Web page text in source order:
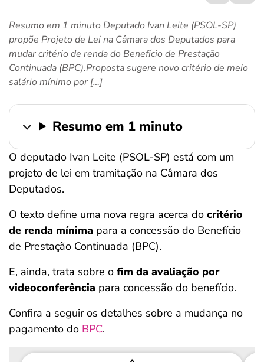
ferramentas
Resumo em 1 minuto Deputado Ivan Leite (PSOL-SP)
propõe Projeto de Lei na Câmara dos Deputados para
mudar critério de renda do Benefício de Prestação
Continuada (BPC).Proposta sugere novo critério de meio
salário mínimo por […]
Resumo em 1 minuto
O deputado Ivan Leite (PSOL-SP) está com um
projeto de lei em tramitação na Câmara dos
Deputados.
O texto define uma nova regra acerca do critério
de renda mínima para a concessão do Benefício
de Prestação Continuada (BPC).
E, ainda, trata sobre o fim da avaliação por
videoconferência para concessão do benefício.
Confira a seguir os detalhes sobre a mudança no
pagamento do BPC.